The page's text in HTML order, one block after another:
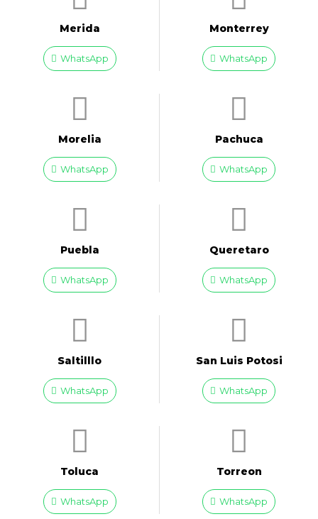
Merida
WhatsApp
Monterrey
WhatsApp
Morelia
WhatsApp
Pachuca
WhatsApp
Puebla
WhatsApp
Queretaro
WhatsApp
Saltilllo
WhatsApp
San Luis Potosi
WhatsApp
Toluca
WhatsApp
Torreon
WhatsApp